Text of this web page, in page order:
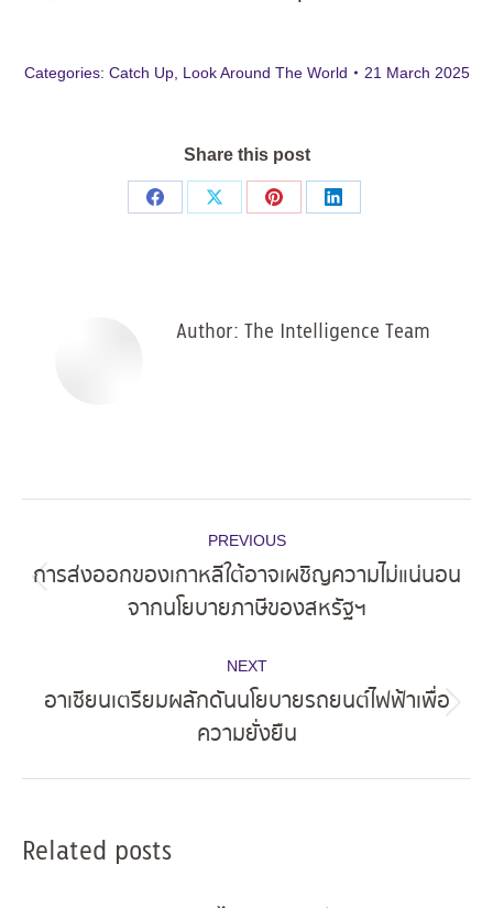
Categories: Catch Up, Look Around The World 21 March 2025
Share this post
Share
Share
Share
Share
Author: The Intelligence Team
navigation
PREVIOUS
Previous
post:
การส่งออกของเกาหลีใต้อาจเผชิญความไม่แน่นอน
จากนโยบายภาษีของสหรัฐฯ
NEXT
Next
post:
อาเซียนเตรียมผลักดันนโยบายรถยนต์ไฟฟ้าเพื่อ
ความยั่งยืน
Related posts